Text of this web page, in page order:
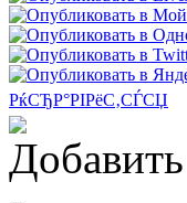
РќСЂР°РІРёС‚СЃСЏ